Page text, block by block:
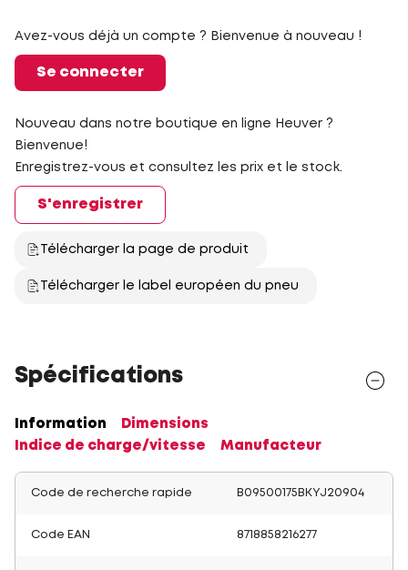
Avez-vous déjà un compte ? Bienvenue à nouveau !
Se connecter
Nouveau dans notre boutique en ligne Heuver ?
Bienvenue!
Enregistrez-vous et consultez les prix et le stock.
S'enregistrer
Télécharger la page de produit
Télécharger le label européen du pneu
Spécifications
Information
Dimensions
Indice de charge/vitesse
Manufacteur
Code de recherche rapide B09500175BKYJ20904
Code EAN 8718858216277